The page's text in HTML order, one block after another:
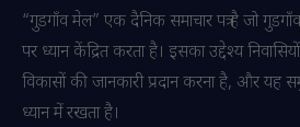
“गुडगाँव मेल” एक दैनिक समाचार पत्र है जो
पर ध्यान केंद्रित करता है। इसका उद्देश्य
विकासों की जानकारी प्रदान करना है, और यह
ध्यान में रखता है।